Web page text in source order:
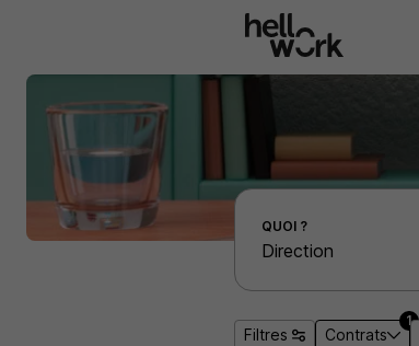
Effectuer une recherche d'emploi par localité
QUOI ?
Filtres Contrats
1